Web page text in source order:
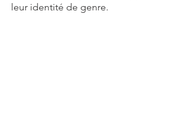
leur identité de genre.